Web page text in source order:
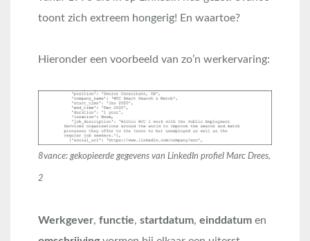
toont zich extreem hongerig! En waartoe?
Hieronder een voorbeeld van zo’n werkervaring:
8vance: gekopieerde gegevens van LinkedIn profiel Marc Drees,
2
Werkgever, functie, startdatum, einddatum en